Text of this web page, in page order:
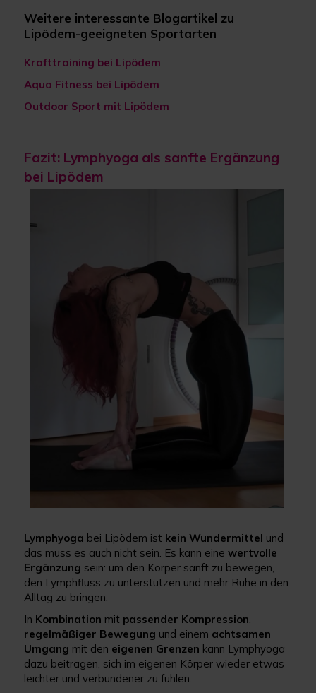
Weitere interessante Blogartikel zu
Lipödem-geeigneten Sportarten
Krafttraining bei Lipödem
Aqua Fitness bei Lipödem
Outdoor Sport mit Lipödem
Fazit: Lymphyoga als sanfte Ergänzung
bei Lipödem
Lymphyoga bei Lipödem ist kein Wundermittel und
das muss es auch nicht sein. Es kann einewertvolle
Ergänzung sein: um den Körper sanft zu bewegen,
den Lymphfluss zu unterstützen und mehr Ruhe in den
Alltag zu bringen.
In Kombination mit passender Kompression,
regelmäßiger Bewegung und einem achtsamen
Umgang mit den eigenen Grenzen kann Lymphyoga
dazu beitragen, sich im eigenen Körper wieder etwas
leichter und verbundener zu fühlen.